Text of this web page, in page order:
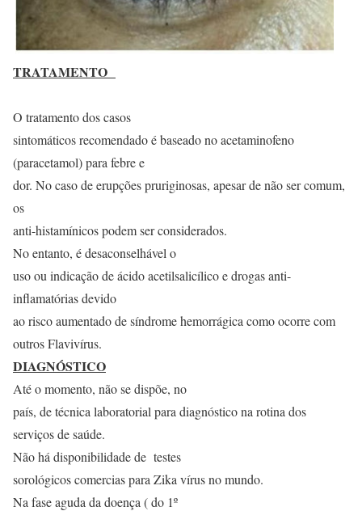
TRATAMENTO
O tratamento dos casos
sintomáticos recomendado é baseado no acetaminofeno
(paracetamol) para febre e
dor. No caso de erupções pruriginosas, apesar de não ser comum,
os
anti-histamínicos podem ser considerados.
No entanto, é desaconselhável o
uso ou indicação de ácido acetilsalicílico e drogas anti-
inflamatórias devido
ao risco aumentado de síndrome hemorrágica como ocorre com
outros Flavivírus.
DIAGNÓSTICO
Até o momento, não se dispõe, no
país, de técnica laboratorial para diagnóstico na rotina dos
serviços de saúde.
Não há disponibilidade de testes
sorológicos comercias para Zika vírus no mundo.
Na fase aguda da doença ( do 1º